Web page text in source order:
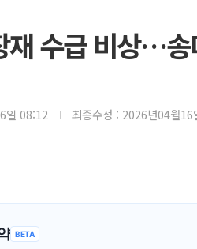
재 수급 비상…
일 08:12 최종수정 : 2026년04월16
BETA